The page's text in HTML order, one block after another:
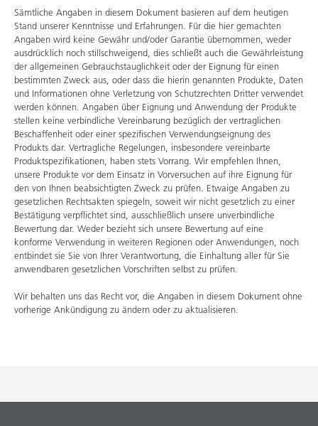
Sämtliche Angaben in diesem Dokument basieren auf dem heutigen
Stand unserer Kenntnisse und Erfahrungen. Für die hier gemachten
Angaben wird keine Gewähr und/oder Garantie übernommen, weder
ausdrücklich noch stillschweigend, dies schließt auch die Gewährleistung
der allgemeinen Gebrauchstauglichkeit oder der Eignung für einen
bestimmten Zweck aus, oder dass die hierin genannten Produkte, Daten
und Informationen ohne Verletzung von Schutzrechten Dritter verwendet
werden können. Angaben über Eignung und Anwendung der Produkte
stellen keine verbindliche Vereinbarung bezüglich der vertraglichen
Beschaffenheit oder einer spezifischen Verwendungseignung des
Produkts dar. Vertragliche Regelungen, insbesondere vereinbarte
Produktspezifikationen, haben stets Vorrang. Wir empfehlen Ihnen,
unsere Produkte vor dem Einsatz in Vorversuchen auf ihre Eignung für
den von Ihnen beabsichtigten Zweck zu prüfen. Etwaige Angaben zu
gesetzlichen Rechtsakten spiegeln, soweit wir nicht gesetzlich zu einer
Bestätigung verpflichtet sind, ausschließlich unsere unverbindliche
Bewertung dar. Weder bezieht sich unsere Bewertung auf eine
konforme Verwendung in weiteren Regionen oder Anwendungen, noch
entbindet sie Sie von Ihrer Verantwortung, die Einhaltung aller für Sie
anwendbaren gesetzlichen Vorschriften selbst zu prüfen.
Wir behalten uns das Recht vor, die Angaben in diesem Dokument ohne
vorherige Ankündigung zu ändern oder zu aktualisieren.